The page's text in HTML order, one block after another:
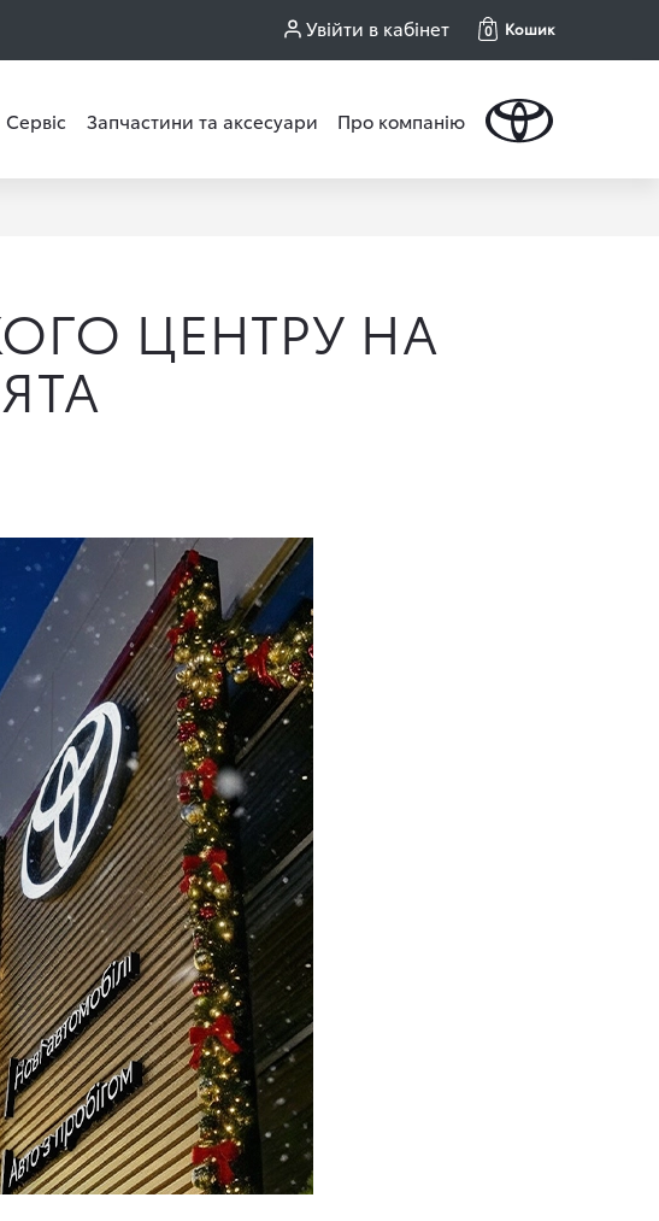
Увійти в кабінет 0 Кошик
Сервіс Запчастини та аксесуари Про компанію
ЦЕНТРУ НА